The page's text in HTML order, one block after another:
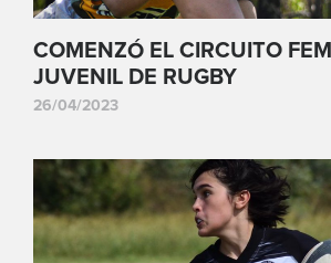
COMENZÓ EL CIRCUITO
JUVENIL DE RUGBY
26/04/2023